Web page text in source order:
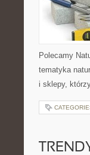
Polecamy
tematyka
i sklepy,